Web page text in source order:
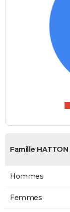
Famille HATTON
Hommes
Femmes